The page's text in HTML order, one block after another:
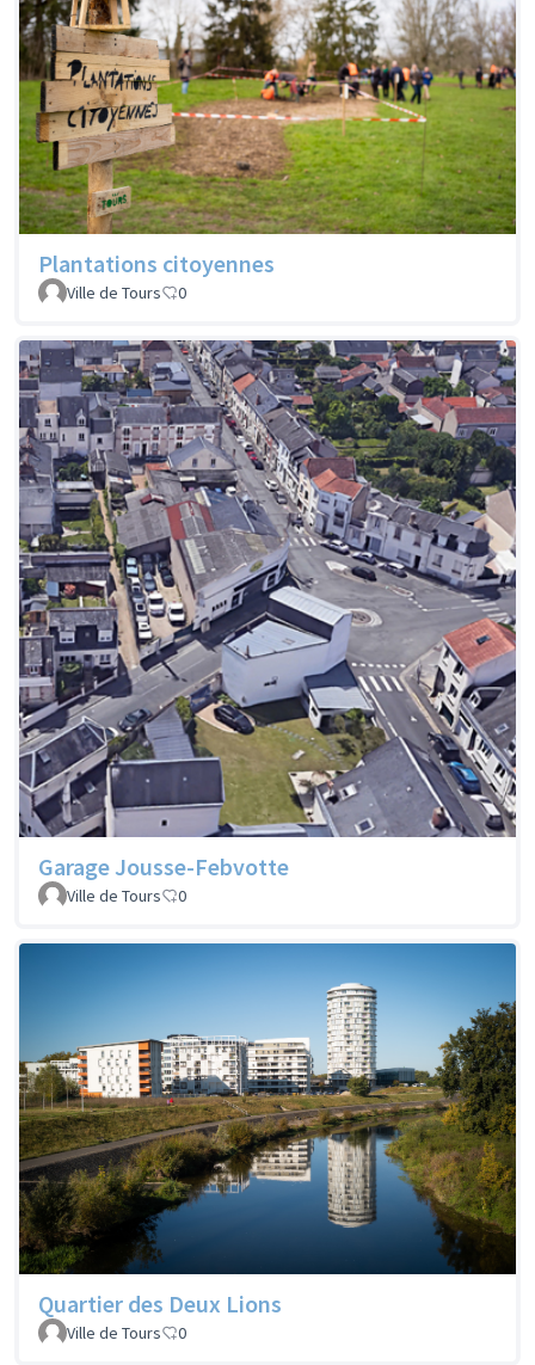
Plantations citoyennes
Ville de Tours 0
Garage Jousse-Febvotte
Ville de Tours 0
Quartier des Deux Lions
Ville de Tours 0